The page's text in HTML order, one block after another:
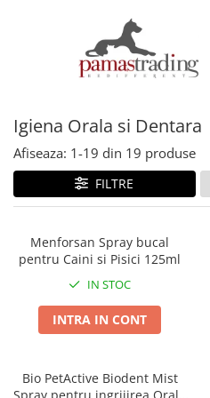
Taste of the Wild
BonaCibo
Nature's Protection
Superior Care
Primordial
Meglium
Pro Science
Decent
Hrana Umeda Caini
Araton
Nature's Protection
Taste of the Wild
Cat Food
BonaCibo
LaMito
Pro Science
Hrana Umeda Pisici
Nature's Protection
Cherie
Igiena Orala si Dentara
Afiseaza: 1-19 din 19 produse
FILTRE
Menforsan Spray bucal
pentru Caini si Pisici 125ml
IN STOC
INTRA IN CONT
Bio PetActive Biodent Mist